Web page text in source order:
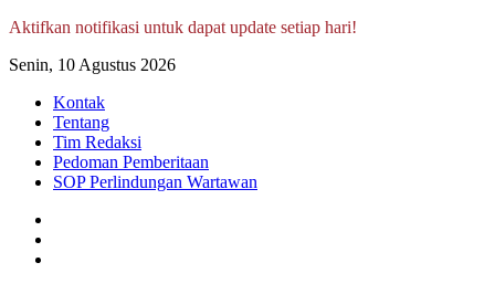
Aktifkan notifikasi untuk dapat update setiap hari!
Senin, 10 Agustus 2026
Kontak
Tentang
Tim Redaksi
Pedoman Pemberitaan
SOP Perlindungan Wartawan